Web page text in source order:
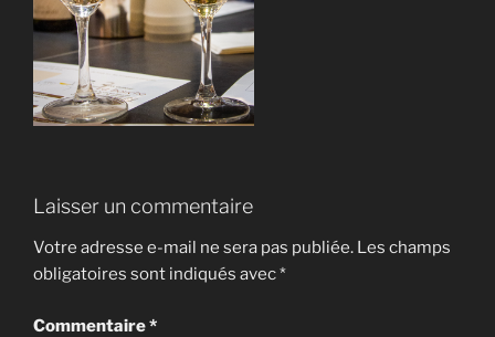
Laisser un commentaire
Votre adresse e-mail ne sera pas publiée. Les champs
obligatoires sont indiqués avec*
Commentaire*